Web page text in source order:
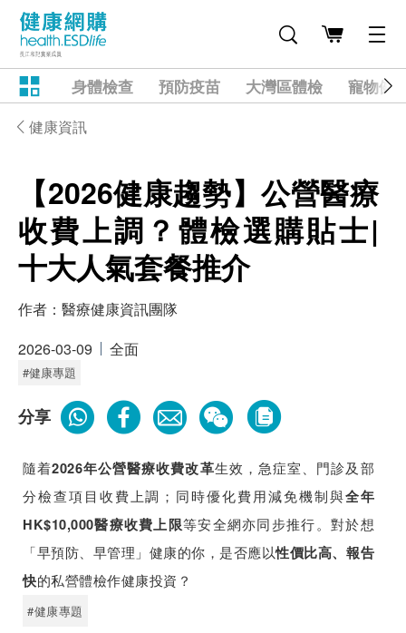
身體檢查 預防疫苗 大灣區體檢 寵物健
健康資訊
【2026健康趨勢】公營醫療
收費上調？體檢選購貼士|
十大人氣套餐推介
作者： 醫療健康資訊團隊
2026-03-09
全面
#健康專題
分享
隨着2026年公營醫療收費改革生效，急症室、門診及部
分檢查項目收費上調；同時優化費用減免機制與全年
HK$10,000醫療收費上限等安全網亦同步推行。對於想
「早預防、早管理」健康的你，是否應以性價比高、報告
快的私營體檢作健康投資？
#健康專題